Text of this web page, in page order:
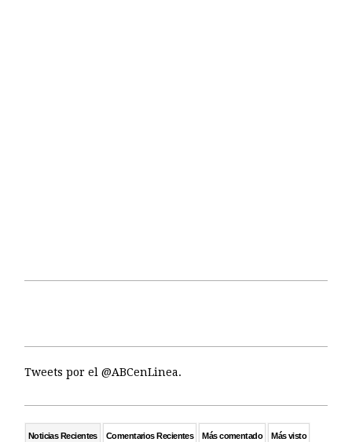
Tweets por el @ABCenLinea.
Noticias Recientes Comentarios Recientes Más comentado Más visto